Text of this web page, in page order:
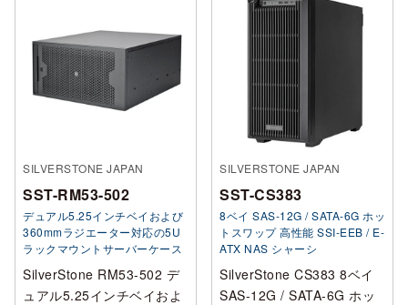
SILVERSTONE JAPAN
SST-RM53-502
デュアル5.25インチベイおよび
360mmラジエーター対応の5U
ラックマウントサーバーケース
SilverStone RM53-502 デ
ュアル5.25インチベイおよ
SILVERSTONE JAPAN
SST-CS383
8ベイ SAS-12G / SATA-6G ホッ
トスワップ 高性能 SSI-EEB / E-
ATX NAS シャーシ
SilverStone CS383 8ベイ
SAS-12G / SATA-6G ホッ